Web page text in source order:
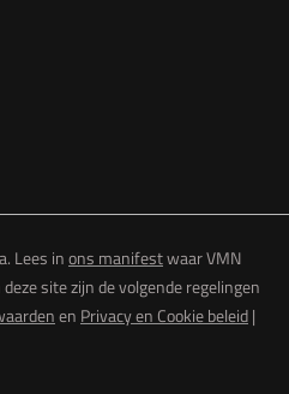
Lees inons manifestwaar VMN
site zijn de volgende regelingen
en Privacy en Cookie beleid|